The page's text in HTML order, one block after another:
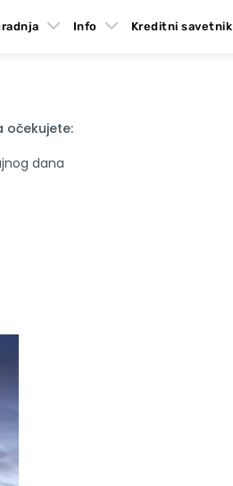
Info Kreditni savetnik
očekujete:
dana